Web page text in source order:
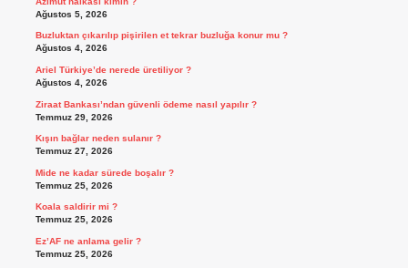
Ağustos 5, 2026
Buzluktan çıkarılıp pişirilen et tekrar buzluğa konur mu ?
Ağustos 4, 2026
Ariel Türkiye’de nerede üretiliyor ?
Ağustos 4, 2026
Ziraat Bankası’ndan güvenli ödeme nasıl yapılır ?
Temmuz 29, 2026
Kışın bağlar neden sulanır ?
Temmuz 27, 2026
Mide ne kadar sürede boşalır ?
Temmuz 25, 2026
Koala saldirir mi ?
Temmuz 25, 2026
Ez’AF ne anlama gelir ?
Temmuz 25, 2026